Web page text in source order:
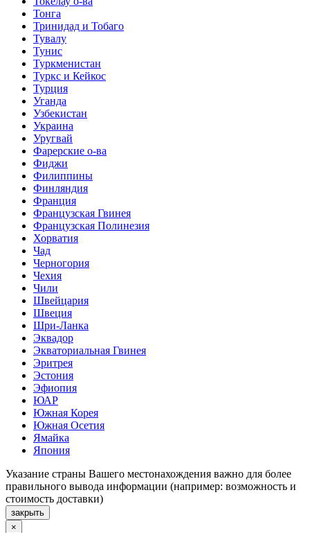
Тонга
Тринидад и Тобаго
Тувалу
Тунис
Туркменистан
Туркс и Кейкос
Турция
Уганда
Узбекистан
Украина
Уругвай
Фарерские о-ва
Фиджи
Филиппины
Финляндия
Франция
Французская Гвинея
Французская Полинезия
Хорватия
Чад
Черногория
Чехия
Чили
Швейцария
Швеция
Шри-Ланка
Эквадор
Экваториальная Гвинея
Эритрея
Эстония
Эфиопия
ЮАР
Южная Корея
Южная Осетия
Ямайка
Япония
Указание страны Вашего местонахождения важно для более
правильного вывода информации (например: возможность и
стоимость доставки)
закрыть
×